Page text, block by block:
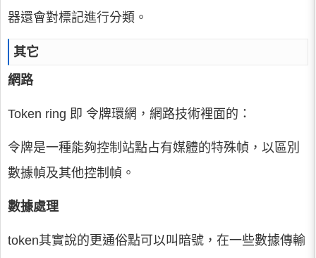
器還會對標記進行分類。
其它
網路
Token ring 即 令牌環網，網路技術裡面的：
令牌是一種能夠控制站點占有媒體的特殊幀，以區別
數據幀及其他控制幀。
數據處理
token其實說的更通俗點可以叫暗號，在一些數據傳輸